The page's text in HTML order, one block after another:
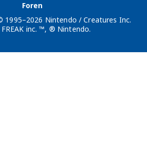
Foren
Nintendo / Creatures Inc.
FREAK inc. ™, ® Nintendo.